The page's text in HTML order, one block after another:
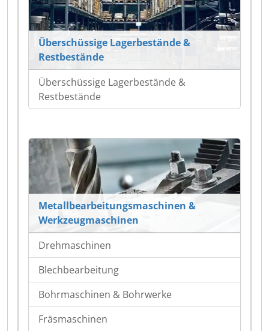
Überschüssige Lagerbestände &
Restbestände
Überschüssige Lagerbestände &
Restbestände
Metallbearbeitungsmaschinen &
Werkzeugmaschinen
Drehmaschinen
Blechbearbeitung
Bohrmaschinen & Bohrwerke
Fräsmaschinen